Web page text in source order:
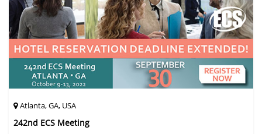
Atlanta, GA, USA
242nd ECS Meeting